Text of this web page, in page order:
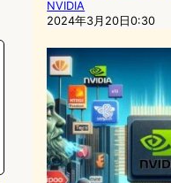
NVIDIA
2024年3月20日0:30